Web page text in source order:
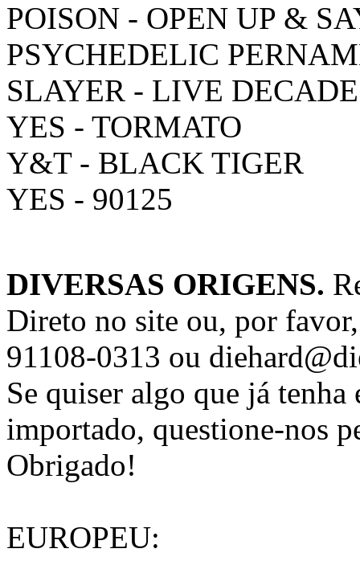
POISON - OPEN UP &
PSYCHEDELIC
SLAYER - LIVE
YES - TORMATO
Y&T - BLACK TIGER
YES - 90125
DIVERSAS ORIGENS.
Direto no site ou, por
91108-0313 ou
Se quiser algo que já
importado, questione-nos
Obrigado!
EUROPEU: